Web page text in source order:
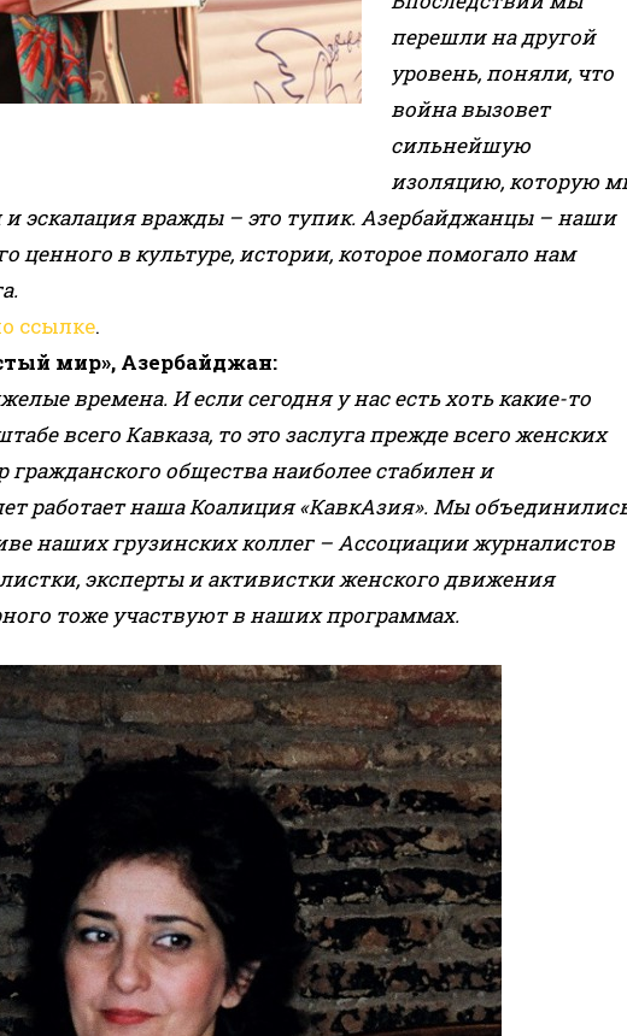
перешли на другой
уровень, поняли, что
война вызовет
сильнейшую
изоляцию, которую
эскалация вражды – это тупик. Азербайджанцы – наши
ценного в культуре, истории, которое помогало нам
ссылке.
мир», Азербайджан:
времена. И если сегодня у нас есть хоть какие-то
всего Кавказа, то это заслуга прежде всего женских
гражданского общества наиболее стабилен и
работает наша Коалиция «КавкАзия». Мы
наших грузинских коллег – Ассоциации журналистов
эксперты и активистки женского движения
тоже участвуют в наших программах.